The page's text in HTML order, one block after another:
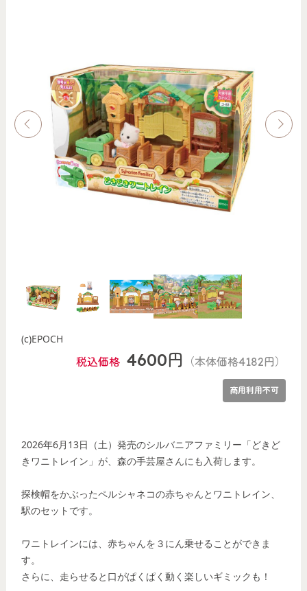
(c)EPOCH
税込価格 4600円 （本体価格4182円）
商用利用不可
2026年6月13日（土）発売のシルバニアファミリー「どきど
きワニトレイン」が、森の手芸屋さんにも入荷します。
探検帽をかぶったペルシャネコの赤ちゃんとワニトレイン、
駅のセットです。
ワニトレインには、赤ちゃんを３にん乗せることができま
す。
さらに、走らせると口がぱくぱく動く楽しいギミックも！